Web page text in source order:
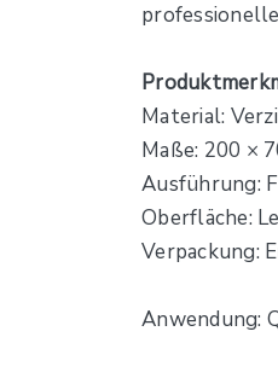
Material:
Maße: 200 ×
Ausführung:
Oberfläche:
Verpackung:
Anwendung: